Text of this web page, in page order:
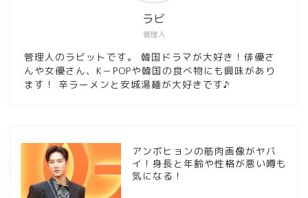
管理人
ラビ
管理人のラビットです。 韓国ドラマが大好き！俳優さ
んや女優さん、K－POPや韓国の食べ物にも興味があり
ます！ 辛ラーメンと安城湯麺が大好きです♪
アンボヒョンの筋肉画像がヤバ
イ！身長と年齢や性格が悪い噂も
気になる！